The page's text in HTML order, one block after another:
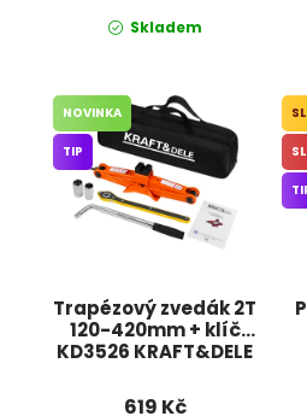
Skladem
Trapézový zvedák 2T
120-420mm + klíč
KD3526 KRAFT&DELE
NOVINKA
TIP
619 Kč